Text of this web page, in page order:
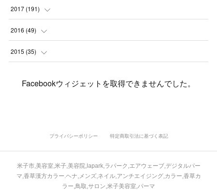
(1)
(5)
(8)
(8)
(6)
(3)
(3)
(3)
(7)
(4
(6)
(1)
(2)
(6
(7
(15)
(10)
(13)
(6)
(12 )
(7
(8)
( 4)
2017 (191)
(12 )
(11 )
(23)
(20)
2016 (49)
(2
(3)
(3)
2015 (35)
(3)
(2)
Facebookウィジェットを取得できませんでした。
プライバシーポリシー 特定商取引法に基づく表記
米子市,美容室,米子,美容院,lapark,ラパーク,エアウェーブ,デジタルパー
マ,香草漢方カラー.ヘナ,メンズ,ネイル,アンチエイジング,カラー,香草カ
ラー,鳥取,サロン,米子美容室,パーマ